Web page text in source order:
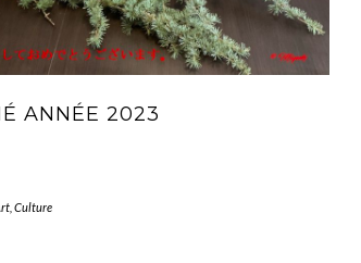
ANNÉE 2023
Culture